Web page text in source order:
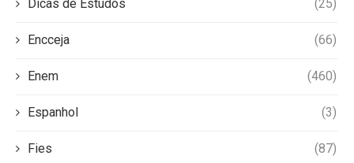
Dicas de Estudos (25)
Encceja (66)
Enem (460)
Espanhol (3)
Fies (87)